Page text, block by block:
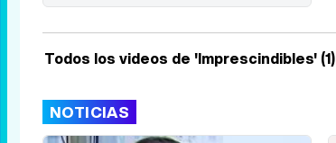
Todos los videos de 'Imprescindibles' (1)
NOTICIAS